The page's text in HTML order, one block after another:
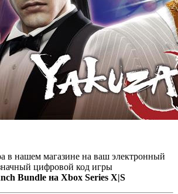
в нашем магазине на ваш электронный
цифровой код игры
Bundle на Xbox Series X|S